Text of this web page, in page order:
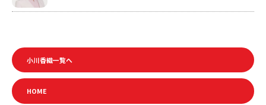
小川香織一覧へ
HOME